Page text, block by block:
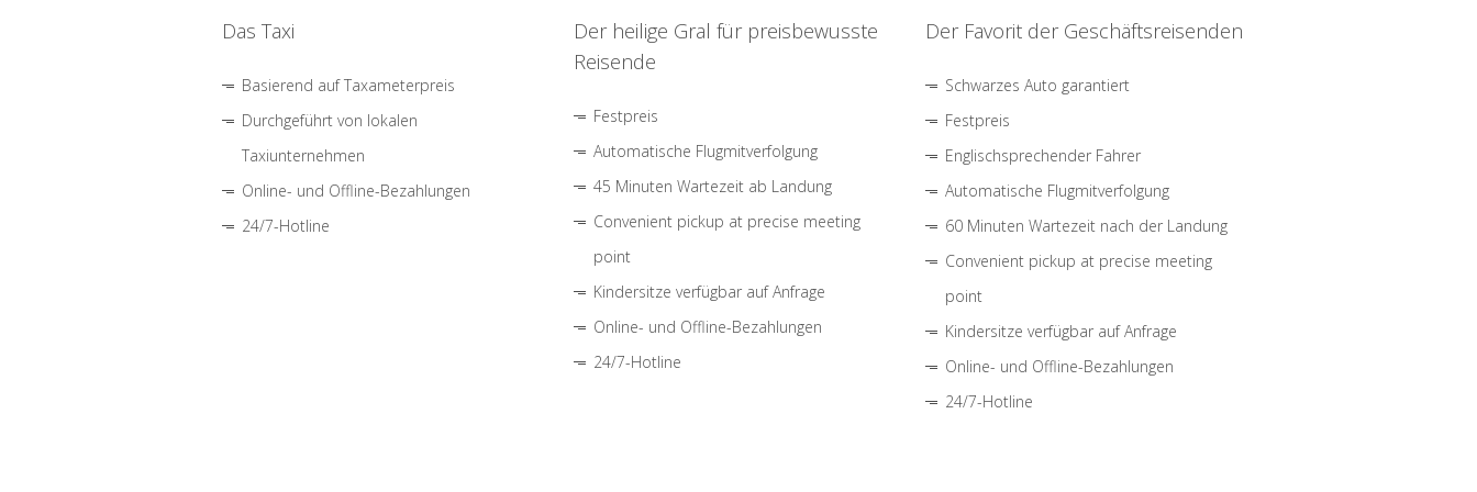
Das Taxi
Basierend auf Taxameterpreis
Durchgeführt von lokalen
Taxiunternehmen
Online- und Offline-Bezahlungen
24/7-Hotline
Der heilige Gral für preisbewusste
Reisende
Festpreis
Automatische Flugmitverfolgung
45 Minuten Wartezeit ab Landung
Convenient pickup at precise meeting
point
Kindersitze verfügbar auf Anfrage
Online- und Offline-Bezahlungen
24/7-Hotline
Der Favorit der Geschäftsreisenden
Schwarzes Auto garantiert
Festpreis
Englischsprechender Fahrer
Automatische Flugmitverfolgung
60 Minuten Wartezeit nach der Landung
Convenient pickup at precise meeting
point
Kindersitze verfügbar auf Anfrage
Online- und Offline-Bezahlungen
24/7-Hotline